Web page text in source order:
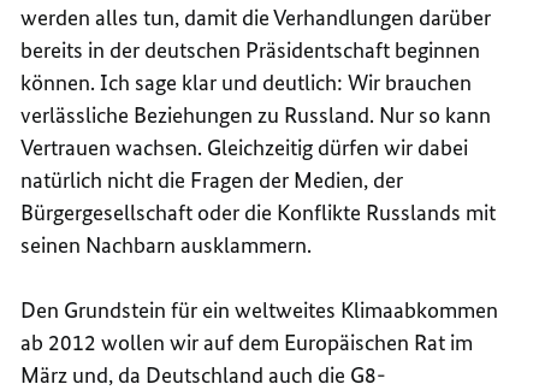
werden alles tun, damit die Verhandlungen darüber
bereits in der deutschen Präsidentschaft beginnen
können. Ich sage klar und deutlich: Wir brauchen
verlässliche Beziehungen zu Russland. Nur so kann
Vertrauen wachsen. Gleichzeitig dürfen wir dabei
natürlich nicht die Fragen der Medien, der
Bürgergesellschaft oder die Konflikte Russlands mit
seinen Nachbarn ausklammern.
Den Grundstein für ein weltweites Klimaabkommen
ab 2012 wollen wir auf dem Europäischen Rat im
März und, da Deutschland auch die G8-